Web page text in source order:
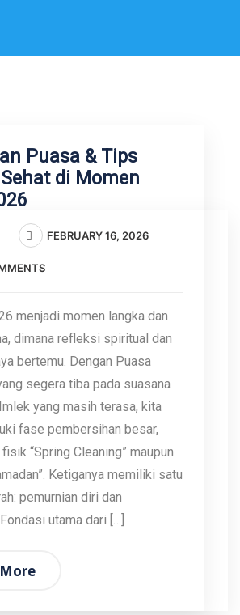
Puasa & Tips
di Momen
FEBRUARY 16, 2026
menjadi momen langka dan
dimana refleksi spiritual dan
bertemu. Dengan Puasa
segera tiba pada suasana
yang masih terasa, kita
fase pembersihan besar,
“Spring Cleaning” maupun
Ketiganya memiliki satu
pemurnian diri dan
utama dari […]